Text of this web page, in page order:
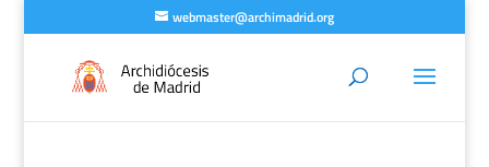
webmaster@archimadrid.org